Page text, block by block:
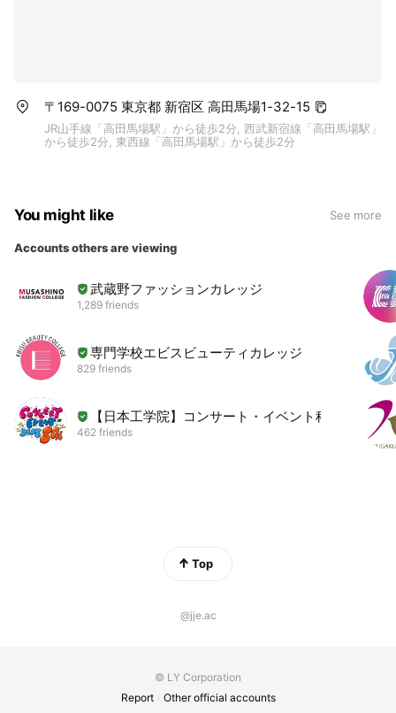
〒169-0075 東京都 新宿区 高田馬場1-32-15
JR山手線「高田馬場駅」から徒歩2分, 西武新宿線「高田馬場駅」
から徒歩2分, 東西線「高田馬場駅」から徒歩2分
You might like See more
Accounts others are viewing
武蔵野ファッションカレッジ
1,289 friends
専門学校エビスビューティカレッジ
829 friends
【日本工学院】コンサート・イベント科
462 friends
Top
@jje.ac
© LY Corporation
Report
Other official accounts